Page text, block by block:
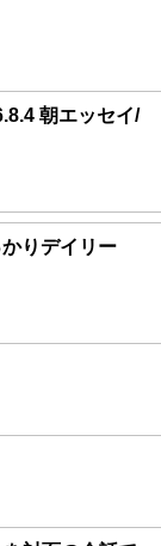
朝エッセイ/
りデイリー